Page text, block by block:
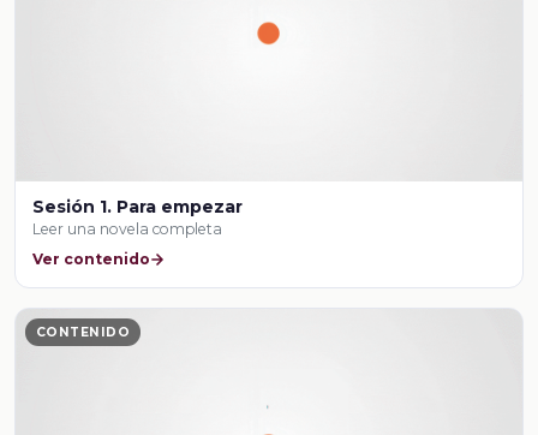
Sesión 1. Para empezar
Leer una novela completa
Ver contenido
CONTENIDO